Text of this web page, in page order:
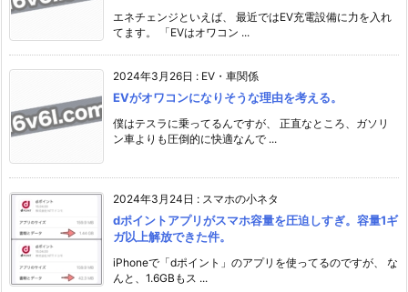
エネチェンジといえば、 最近ではEV充電設備に力を入れ
てます。 「EVはオワコン ...
2024年3月26日 : EV・車関係
EVがオワコンになりそうな理由を考える。
僕はテスラに乗ってるんですが、 正直なところ、ガソリ
ン車よりも圧倒的に快適なんで ...
2024年3月24日 : スマホの小ネタ
dポイントアプリがスマホ容量を圧迫しすぎ。容量1ギ
ガ以上解放できた件。
iPhoneで「dポイント」のアプリを使ってるのですが、 な
んと、1.6GBもス ...